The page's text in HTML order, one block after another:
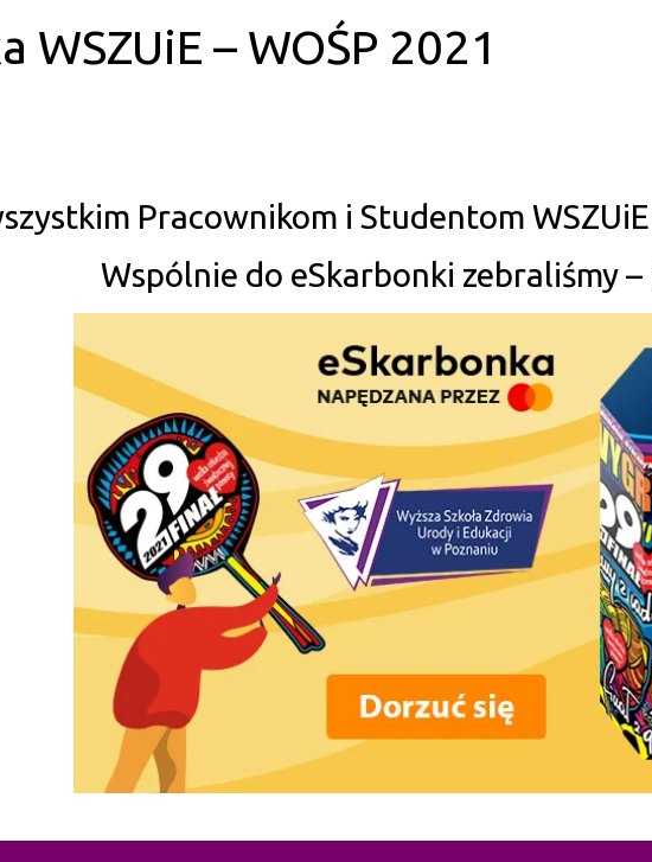
WSZUiE – WOŚP 2021
Pracownikom i Studentom
Wspólnie do eSkarbonki zebraliśmy –